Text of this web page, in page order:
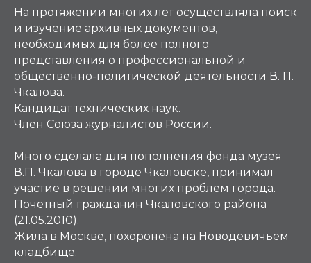
На протяжении многих лет осуществляла поиск
и изучение архивных документов,
необходимых для более полного
представления о профессиональной и
общественно-политической деятельности В. П.
Чкалова.
Кандидат технических наук.
Член Союза журналистов России.
Много сделала для пополнения фонда музея
В.П. Чкалова в городе Чкаловске, принимал
участие в решении многих проблем города.
Почётный гражданин Чкаловского района
(21.05.2010).
Жила в Москве, похоронена на Новодевичьем
кладбище.